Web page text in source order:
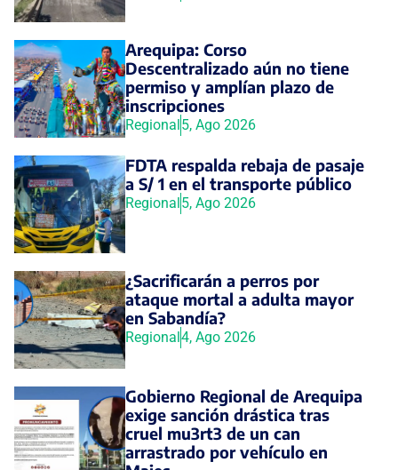
Arequipa: Corso
Descentralizado aún no tiene
permiso y amplían plazo de
inscripciones
Regional5, Ago 2026
FDTA respalda rebaja de pasaje
a S/ 1 en el transporte público
Regional5, Ago 2026
¿Sacrificarán a perros por
ataque mortal a adulta mayor
en Sabandía?
Regional4, Ago 2026
Gobierno Regional de Arequipa
exige sanción drástica tras
cruel mu3rt3 de un can
arrastrado por vehículo en